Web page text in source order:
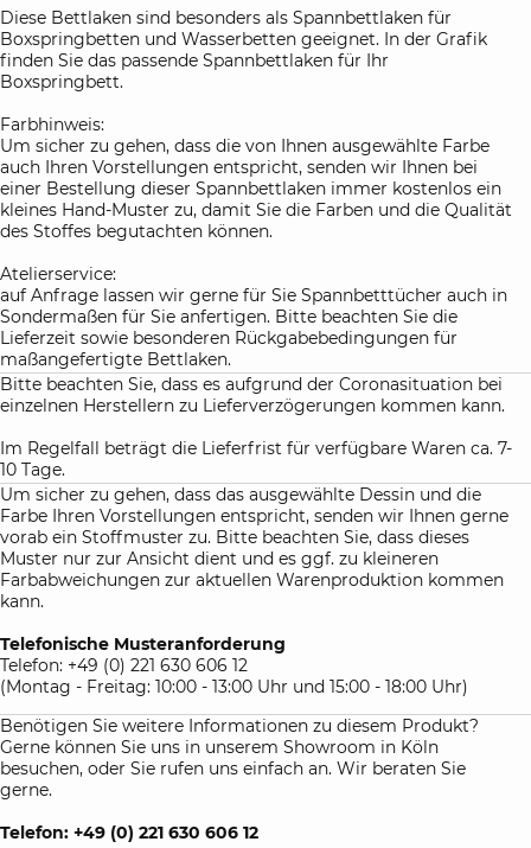
Diese Bettlaken sind besonders als Spannbettlaken für
Boxspringbetten und Wasserbetten geeignet. In der Grafik
finden Sie das passende Spannbettlaken für Ihr
Boxspringbett.
Farbhinweis:
Um sicher zu gehen, dass die von Ihnen ausgewählte Farbe
auch Ihren Vorstellungen entspricht, senden wir Ihnen bei
einer Bestellung dieser Spannbettlaken immer kostenlos ein
kleines Hand-Muster zu, damit Sie die Farben und die Qualität
des Stoffes begutachten können.
Atelierservice:
auf Anfrage lassen wir gerne für Sie Spannbetttücher auch in
Sondermaßen für Sie anfertigen. Bitte beachten Sie die
Lieferzeit sowie besonderen Rückgabebedingungen für
maßangefertigte Bettlaken.
Bitte beachten Sie, dass es aufgrund der Coronasituation bei
einzelnen Herstellern zu Lieferverzögerungen kommen kann.
Im Regelfall beträgt die Lieferfrist für verfügbare Waren ca. 7-
10 Tage.
Um sicher zu gehen, dass das ausgewählte Dessin und die
Farbe Ihren Vorstellungen entspricht, senden wir Ihnen gerne
vorab ein Stoffmuster zu. Bitte beachten Sie, dass dieses
Muster nur zur Ansicht dient und es ggf. zu kleineren
Farbabweichungen zur aktuellen Warenproduktion kommen
kann.
Telefonische Musteranforderung
Telefon: +49 (0) 221 630 606 12
(Montag - Freitag: 10:00 - 13:00 Uhr und 15:00 - 18:00 Uhr)
Benötigen Sie weitere Informationen zu diesem Produkt?
Gerne können Sie uns in unserem Showroom in Köln
besuchen, oder Sie rufen uns einfach an. Wir beraten Sie
gerne.
Telefon: +49 (0) 221 630 606 12